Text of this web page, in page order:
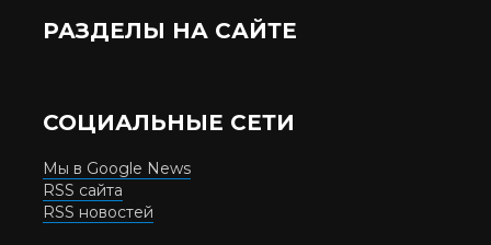
РАЗДЕЛЫ НА САЙТЕ
СОЦИАЛЬНЫЕ СЕТИ
Мы в Google News
RSS сайта
RSS новостей